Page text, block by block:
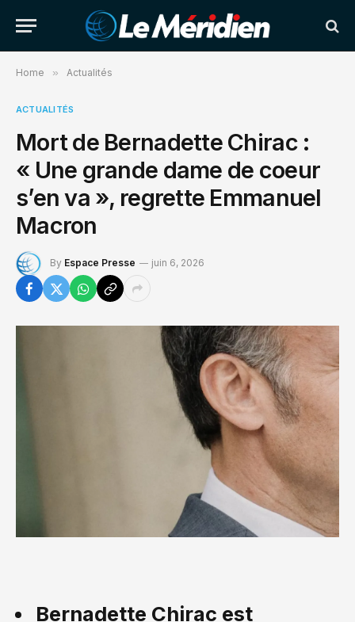
Home » Actualités
ACTUALITÉS
Mort de Bernadette Chirac :
« Une grande dame de coeur
s’en va », regrette Emmanuel
Macron
By Espace Presse juin 6, 2026
Bernadette Chirac est